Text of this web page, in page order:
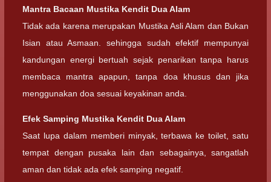
Mantra Bacaan Mustika Kendit Dua Alam
Tidak ada karena merupakan Mustika Asli Alam dan Bukan
Isian atau Asmaan. sehingga sudah efektif mempunyai
kandungan energi bertuah sejak penarikan tanpa harus
membaca mantra apapun, tanpa doa khusus dan jika
menggunakan doa sesuai keyakinan anda.
Efek Samping Mustika Kendit Dua Alam
Saat lupa dalam memberi minyak, terbawa ke toilet, satu
tempat dengan pusaka lain dan sebagainya, sangatlah
aman dan tidak ada efek samping negatif.